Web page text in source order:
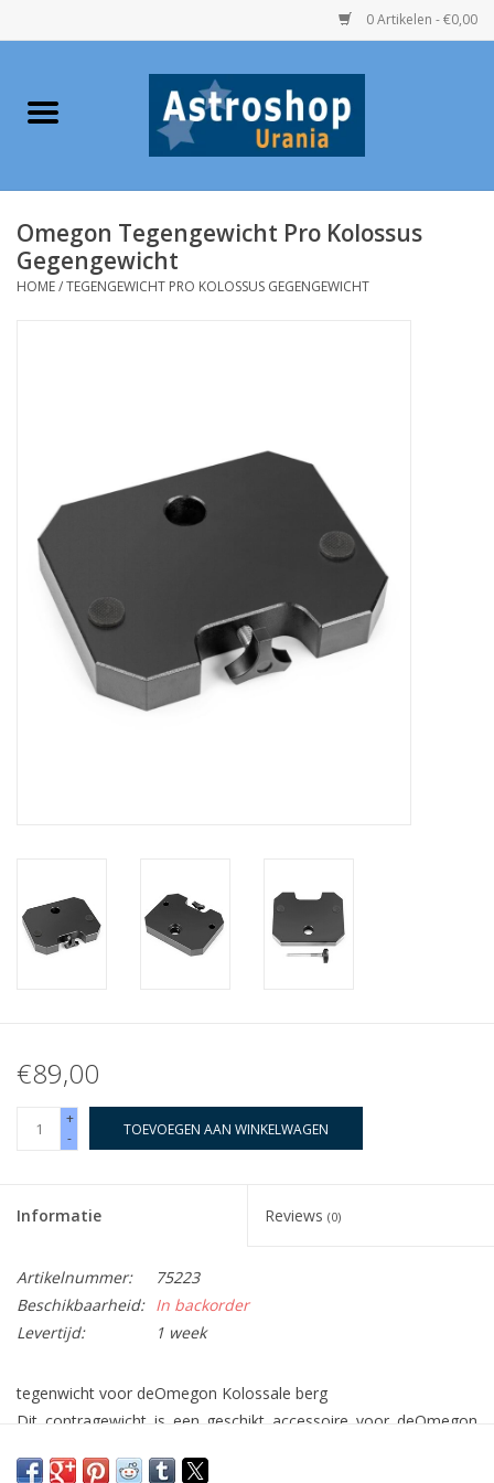
0 Artikelen - €0,00
Home
Telescopen
Accessoires
Globes / Gadgets
Weerstations
Aanbiedingen
Cadeaubonnen
Omegon Tegengewicht Pro Kolossus
Gegengewicht
HOME/TEGENGEWICHT PRO KOLOSSUS GEGENGEWICHT
€89,00
+
-
TOEVOEGEN AAN WINKELWAGEN
Informatie Reviews (0)
Artikelnummer:
75223
Beschikbaarheid: In backorder
Levertijd:
1 week
tegenwicht voor deOmegon Kolossale berg
Dit contragewicht is een geschikt accessoire voor deOmegon
verrekijkers monteren en ontstaat er tegelijkertijd een optimale